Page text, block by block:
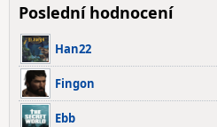
Poslední hodnocení
Han22
Fingon
Ebb